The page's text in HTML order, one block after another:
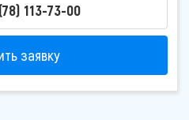
113-73-00
заявку